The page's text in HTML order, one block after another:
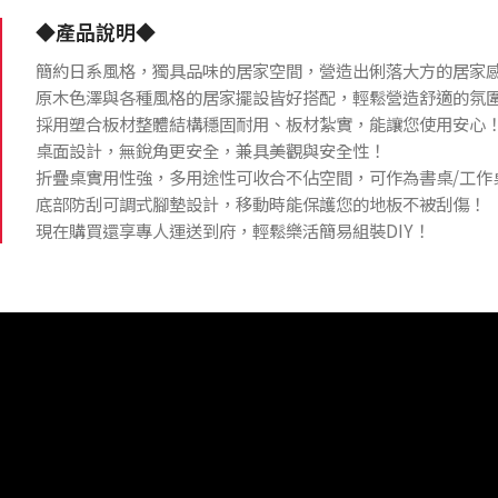
◆產品說明◆
簡約日系風格，獨具品味的居家空間，營造出俐落大方的居家
原木色澤與各種風格的居家擺設皆好搭配，輕鬆營造舒適的氛
採用塑合板材整體結構穩固耐用、板材紮實，能讓您使用安心！
桌面設計，無銳角更安全，兼具美觀與安全性！
折疊桌實用性強，多用途性可收合不佔空間，可作為書桌/工作
底部防刮可調式腳墊設計，移動時能保護您的地板不被刮傷！
現在購買還享專人運送到府，輕鬆樂活簡易組裝DIY！